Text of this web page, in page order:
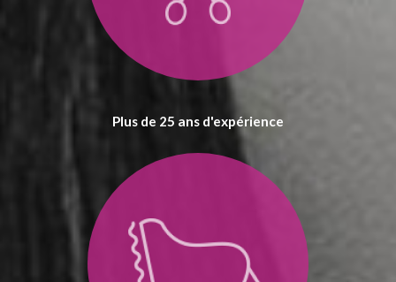
Plus de 25 ans d'expérience